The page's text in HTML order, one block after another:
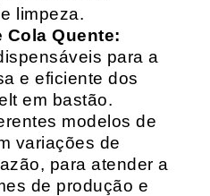
limpeza.
Quente:
para a
e eficiente dos
em bastão.
modelos de
variações de
para atender a
de produção e